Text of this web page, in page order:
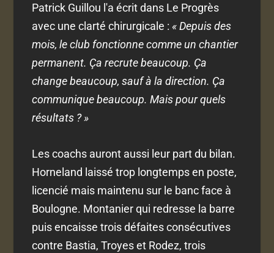
Patrick Guillou l'a écrit dans Le Progrès
avec une clarté chirurgicale :« Depuis des
mois, le club fonctionne comme un chantier
permanent. Ça recrute beaucoup. Ça
change beaucoup, sauf à la direction. Ça
communique beaucoup. Mais pour quels
résultats ? »
Les coachs auront aussi leur part du bilan.
Horneland laissé trop longtemps en poste,
licencié mais maintenu sur le banc face à
Boulogne. Montanier qui redresse la barre
puis encaisse trois défaites consécutives
contre Bastia, Troyes et Rodez, trois